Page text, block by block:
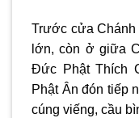
Trước cửa
lớn, còn ở giữa
Đức Phật Thích
Phật Ân đón tiếp
cúng viếng, cầu